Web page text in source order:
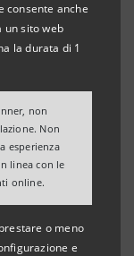
consente anche
un sito web
la durata di 1
non
Non
esperienza
linea con le
online.
o meno
e